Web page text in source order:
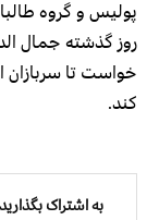
پولیس و گروه
روز گذشته جمال
خواست تا سربازان
کند.
به اشتراک بگذارید